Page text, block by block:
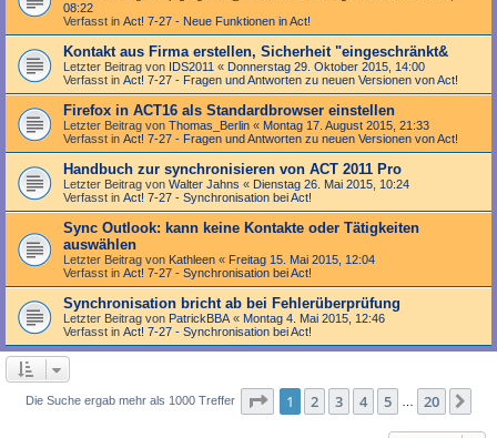
08:22
Verfasst in Act! 7-27 - Neue Funktionen in Act!
Kontakt aus Firma erstellen, Sicherheit "eingeschränkt&
Letzter Beitrag von IDS2011 « Donnerstag 29. Oktober 2015, 14:00
Verfasst in Act! 7-27 - Fragen und Antworten zu neuen Versionen von Act!
Firefox in ACT16 als Standardbrowser einstellen
Letzter Beitrag von Thomas_Berlin « Montag 17. August 2015, 21:33
Verfasst in Act! 7-27 - Fragen und Antworten zu neuen Versionen von Act!
Handbuch zur synchronisieren von ACT 2011 Pro
Letzter Beitrag von Walter Jahns « Dienstag 26. Mai 2015, 10:24
Verfasst in Act! 7-27 - Synchronisation bei Act!
Sync Outlook: kann keine Kontakte oder Tätigkeiten
auswählen
Letzter Beitrag von Kathleen « Freitag 15. Mai 2015, 12:04
Verfasst in Act! 7-27 - Synchronisation bei Act!
Synchronisation bricht ab bei Fehlerüberprüfung
Letzter Beitrag von PatrickBBA « Montag 4. Mai 2015, 12:46
Verfasst in Act! 7-27 - Synchronisation bei Act!
Die Suche ergab mehr als 1000 Treffer Seite 1von 20
1 2 3 4 5 20